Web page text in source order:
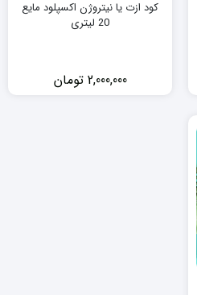
کود ازت یا نیتروژن اکسپلود مایع
20 لیتری
2,000,000 تومان